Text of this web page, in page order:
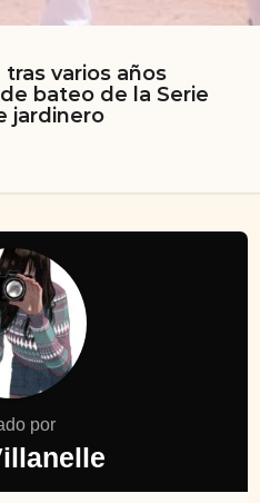
varios años
bateo de la Serie
jardinero
por